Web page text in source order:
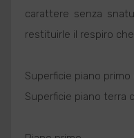
carattere senza
restituirle il respiro
Superficie piano primo
Superficie piano terra